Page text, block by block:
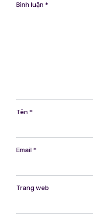
Bình luận*
Tên*
Email*
Trang web